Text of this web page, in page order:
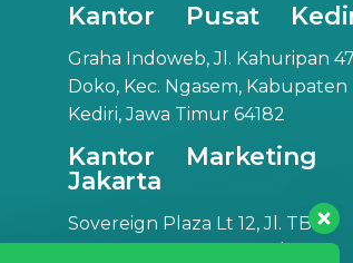
Kantor Pusat
Graha Indoweb, Jl. Kahuripan
Doko, Kec. Ngasem, Kabupaten
Kediri, Jawa Timur 64182
Kantor Marketing
Jakarta
Sovereign Plaza Lt 12, Jl. TB